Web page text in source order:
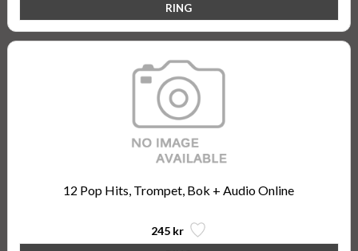
12 Pop Hits, Trompet, Bok + Audio Online
245 kr